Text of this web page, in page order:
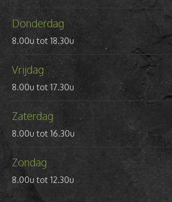
Donderdag
8.00u tot 18.30u
Vrijdag
8.00u tot 17.30u
Zaterdag
8.00u tot 16.30u
Zondag
8.00u tot 12.30u